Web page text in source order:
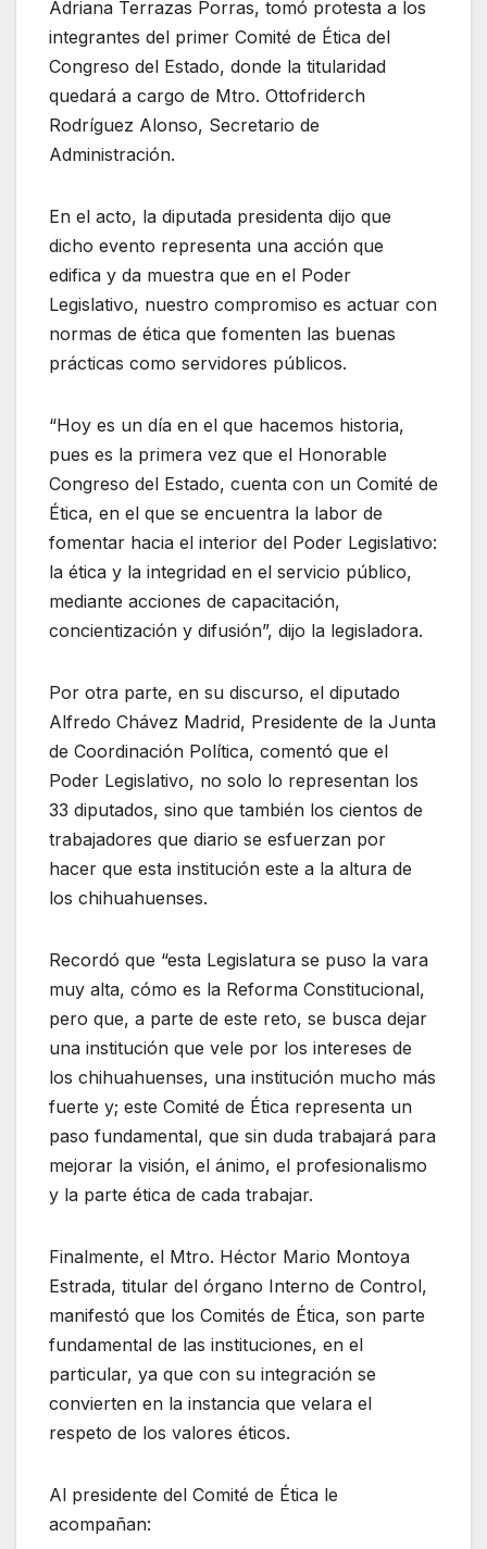
Adriana Terrazas Porras, tomó protesta a los
integrantes del primer Comité de Ética del
Congreso del Estado, donde la titularidad
quedará a cargo de Mtro. Ottofriderch
Rodríguez Alonso, Secretario de
Administración.
En el acto, la diputada presidenta dijo que
dicho evento representa una acción que
edifica y da muestra que en el Poder
Legislativo, nuestro compromiso es actuar con
normas de ética que fomenten las buenas
prácticas como servidores públicos.
“Hoy es un día en el que hacemos historia,
pues es la primera vez que el Honorable
Congreso del Estado, cuenta con un Comité de
Ética, en el que se encuentra la labor de
fomentar hacia el interior del Poder Legislativo:
la ética y la integridad en el servicio público,
mediante acciones de capacitación,
concientización y difusión”, dijo la legisladora.
Por otra parte, en su discurso, el diputado
Alfredo Chávez Madrid, Presidente de la Junta
de Coordinación Política, comentó que el
Poder Legislativo, no solo lo representan los
33 diputados, sino que también los cientos de
trabajadores que diario se esfuerzan por
hacer que esta institución este a la altura de
los chihuahuenses.
Recordó que “esta Legislatura se puso la vara
muy alta, cómo es la Reforma Constitucional,
pero que, a parte de este reto, se busca dejar
una institución que vele por los intereses de
los chihuahuenses, una institución mucho más
fuerte y; este Comité de Ética representa un
paso fundamental, que sin duda trabajará para
mejorar la visión, el ánimo, el profesionalismo
y la parte ética de cada trabajar.
Finalmente, el Mtro. Héctor Mario Montoya
Estrada, titular del órgano Interno de Control,
manifestó que los Comités de Ética, son parte
fundamental de las instituciones, en el
particular, ya que con su integración se
convierten en la instancia que velara el
respeto de los valores éticos.
Al presidente del Comité de Ética le
acompañan: